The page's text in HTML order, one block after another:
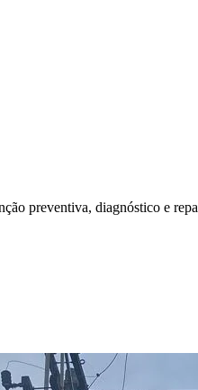
preventiva, diagnóstico e